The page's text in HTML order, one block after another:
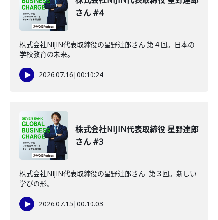
さん #4
株式会社NIJIN代表取締役の星野達郎さん 第４回。日本の
学校教育の未来。
2026.07.16 |00:10:24
株式会社NIJIN代表取締役 星野達郎
さん #3
株式会社NIJIN代表取締役の星野達郎さん 第３回。新しい
学びの形。
2026.07.15 |00:10:03